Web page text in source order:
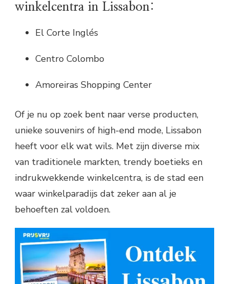
winkelcentra in Lissabon:
El Corte Inglés
Centro Colombo
Amoreiras Shopping Center
Of je nu op zoek bent naar verse producten,
unieke souvenirs of high-end mode, Lissabon
heeft voor elk wat wils. Met zijn diverse mix
van traditionele markten, trendy boetieks en
indrukwekkende winkelcentra, is de stad een
waar winkelparadijs dat zeker aan al je
behoeften zal voldoen.